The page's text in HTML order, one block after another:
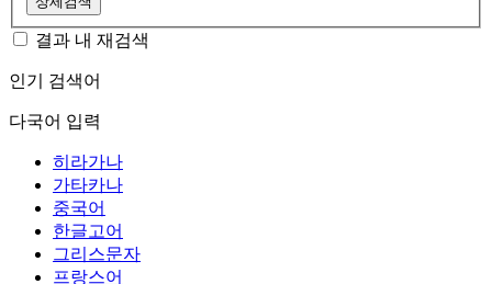
결과 내 재검색
인기 검색어
다국어 입력
히라가나
가타카나
중국어
한글고어
그리스문자
프랑스어